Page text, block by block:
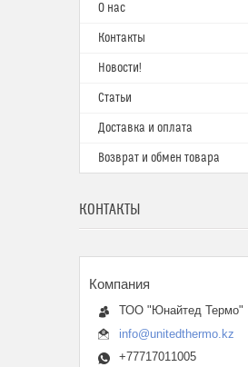
О нас
Контакты
Новости!
Статьи
Доставка и оплата
Возврат и обмен товара
КОНТАКТЫ
ТОО "Юнайтед Термо"
info@unitedthermo.kz
+77717011005